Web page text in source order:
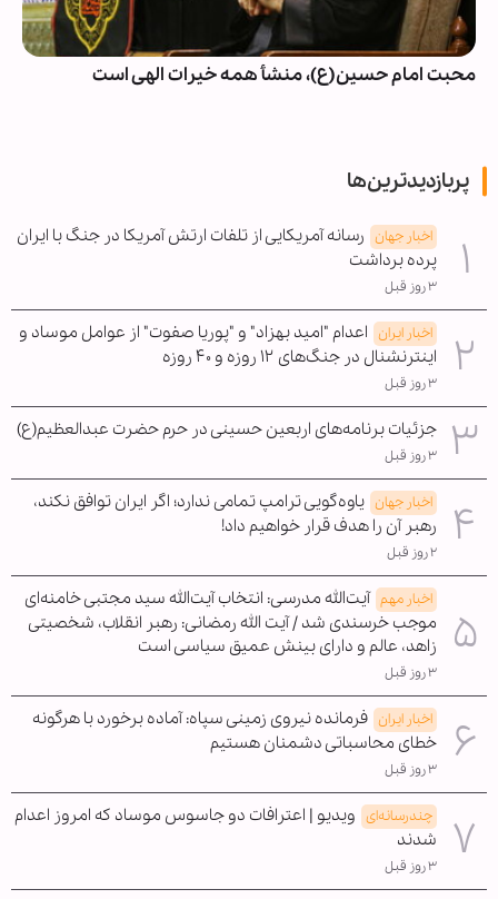
محبت امام حسین(ع)، منشأ همه خیرات الهی است
پربازدیدترین‌ها
اخبار جهان رسانه آمریکایی از تلفات ارتش آمریکا در جنگ با ایران
پرده برداشت
۳ روز قبل
اخبار ایران اعدام "امید بهزاد" و "پوریا صفوت" از عوامل موساد و
اینترنشنال در جنگ‌های ۱۲ روزه و ۴۰ روزه
۳ روز قبل
جزئیات برنامه‌های اربعین حسینی در حرم حضرت عبدالعظیم(ع)
۳ روز قبل
اخبار جهان یاوه‌گویی ترامپ تمامی ندارد؛ اگر ایران توافق نکند،
رهبر آن را هدف قرار خواهیم داد!
۲ روز قبل
اخبار مهم آیت‌الله مدرسی: انتخاب آیت‌الله سید مجتبی خامنه‌ای
موجب خرسندی شد / آیت الله رمضانی: رهبر انقلاب، شخصیتی
زاهد، عالم و دارای بینش عمیق سیاسی است
۳ روز قبل
اخبار ایران فرمانده نیروی زمینی سپاه: آماده برخورد با هرگونه
خطای محاسباتی دشمنان هستیم
۳ روز قبل
چندرسانه‌ای ویدیو | اعترافات دو جاسوس موساد که امروز اعدام
شدند
۳ روز قبل